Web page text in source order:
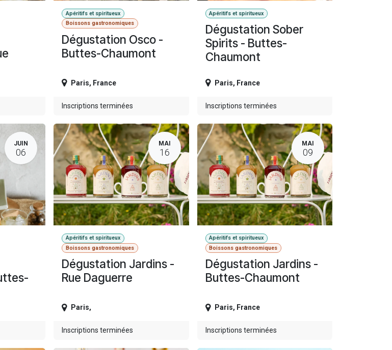
Apéritifs et spiritueux
Boissons gastronomiques
Dégustation Osco -
Buttes-Chaumont
Paris, France
Inscriptions terminées
Apéritifs et spiritueux
Dégustation Sober
Spirits - Buttes-
Chaumont
Paris, France
Inscriptions terminées
JUIN
06
MAI
16
Apéritifs et spiritueux
Boissons gastronomiques
Dégustation Jardins -
Rue Daguerre
Paris,
Inscriptions terminées
MAI
09
Apéritifs et spiritueux
Boissons gastronomiques
Dégustation Jardins -
Buttes-Chaumont
Paris, France
Inscriptions terminées